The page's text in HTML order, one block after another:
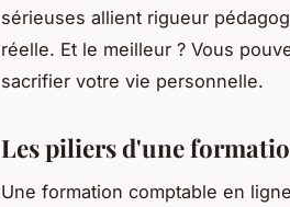
sérieuses allient rigueur
réelle. Et le meilleur ? Vous
sacrifier votre vie personnelle.
Les piliers d'une
Une formation comptable en